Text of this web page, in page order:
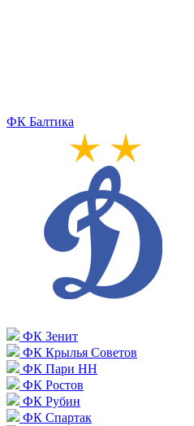
ФК Балтика
ФК Зенит
ФК Крылья Советов
ФК Пари НН
ФК Ростов
ФК Рубин
ФК Спартак